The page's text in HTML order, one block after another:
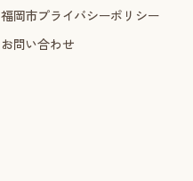
福岡市プライバシーポリシー
お問い合わせ